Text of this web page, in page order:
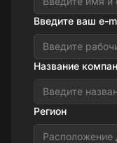
Введите ваш e-
Название
Регион
Расположение